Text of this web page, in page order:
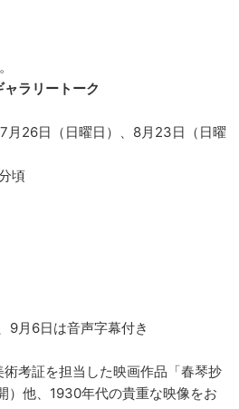
ャラリートーク
26日（日曜日）、8月23日（日曜
頃
9月6日は音声字幕付き
考証を担当した映画作品「春琴抄
）他、1930年代の貴重な映像をお